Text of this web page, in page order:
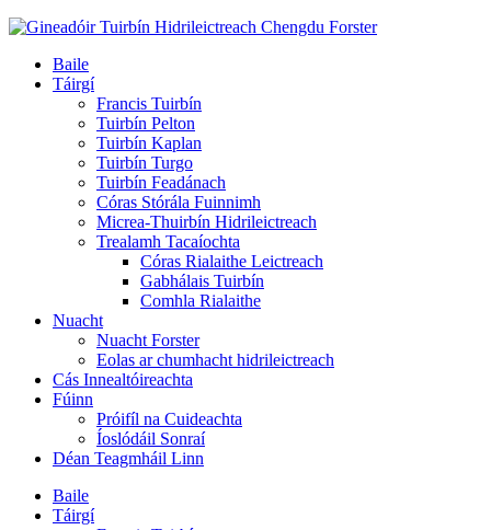
Baile
Táirgí
Francis Tuirbín
Tuirbín Pelton
Tuirbín Kaplan
Tuirbín Turgo
Tuirbín Feadánach
Córas Stórála Fuinnimh
Micrea-Thuirbín Hidrileictreach
Trealamh Tacaíochta
Córas Rialaithe Leictreach
Gabhálais Tuirbín
Comhla Rialaithe
Nuacht
Nuacht Forster
Eolas ar chumhacht hidrileictreach
Cás Innealtóireachta
Fúinn
Próifíl na Cuideachta
Íoslódáil Sonraí
Déan Teagmháil Linn
Baile
Táirgí